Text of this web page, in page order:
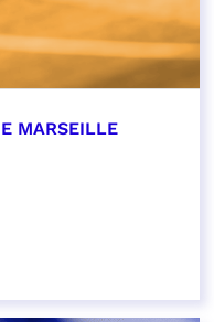
MARSEILLE